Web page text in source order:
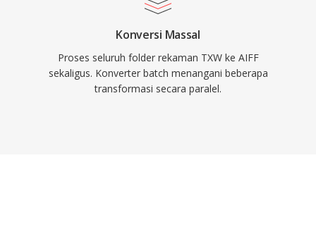
Konversi Massal
Proses seluruh folder rekaman TXW ke AIFF
sekaligus. Konverter batch menangani beberapa
transformasi secara paralel.